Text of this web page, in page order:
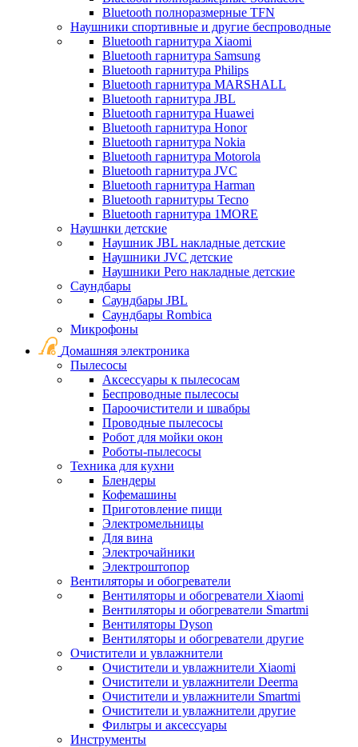
Bluetooth полноразмерные TFN
Наушники спортивные и другие беспроводные
Bluetooth гарнитура Xiaomi
Bluetooth гарнитура Samsung
Bluetooth гарнитура Philips
Bluetooth гарнитура MARSHALL
Bluetooth гарнитура JBL
Bluetooth гарнитура Huawei
Bluetooth гарнитура Honor
Bluetooth гарнитура Nokia
Bluetooth гарнитура Motorola
Bluetooth гарнитура JVC
Bluetooth гарнитура Harman
Bluetooth гарнитуры Tecno
Bluetooth гарнитура 1MORE
Наушнки детские
Наушник JBL накладные детские
Наушники JVC детские
Наушники Pero накладные детские
Саундбары
Саундбары JBL
Саундбары Rombica
Микрофоны
Домашняя электроника
Пылесосы
Аксессуары к пылесосам
Беспроводные пылесосы
Пароочистители и швабры
Проводные пылесосы
Робот для мойки окон
Роботы-пылесосы
Техника для кухни
Блендеры
Кофемашины
Приготовление пищи
Электромельницы
Для вина
Электрочайники
Электроштопор
Вентиляторы и обогреватели
Вентиляторы и обогреватели Xiaomi
Вентиляторы и обогреватели Smartmi
Вентиляторы Dyson
Вентиляторы и обогреватели другие
Очистители и увлажнители
Очистители и увлажнители Xiaomi
Очистители и увлажнители Deerma
Очистители и увлажнители Smartmi
Очистители и увлажнители другие
Фильтры и аксессуары
Инструменты